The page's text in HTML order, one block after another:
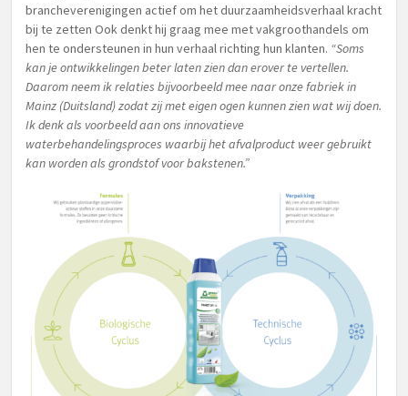
brancheverenigingen actief om het duurzaamheidsverhaal kracht
bij te zetten Ook denkt hij graag mee met vakgroothandels om
hen te ondersteunen in hun verhaal richting hun klanten. “Soms
kan je ontwikkelingen beter laten zien dan erover te vertellen.
Daarom neem ik relaties bijvoorbeeld mee naar onze fabriek in
Mainz (Duitsland) zodat zij met eigen ogen kunnen zien wat wij doen.
Ik denk als voorbeeld aan ons innovatieve
waterbehandelingsproces waarbij het afvalproduct weer gebruikt
kan worden als grondstof voor bakstenen.”